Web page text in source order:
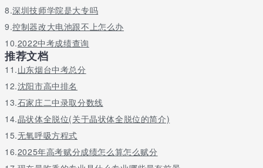
8.深圳技师学院是大专吗
9.控制器改大电池跟不上怎么办
10.2022中考成绩查询
推荐文档
11.山东烟台中考总分
12.沈阳市高中排名
13.石家庄二中录取分数线
14.晶状体全脱位(关于晶状体全脱位的简介)
15.无氧呼吸方程式
16.2025年高考赋分成绩怎么算怎么赋分